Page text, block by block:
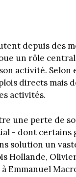
depuis des
un rôle
activité. Selon
directs mais
activités.
une perte de
- dont certains
solution un
Hollande,
Emmanuel